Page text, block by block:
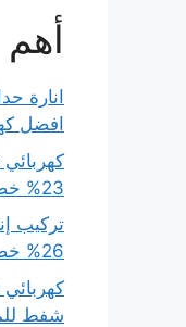
افضل
كهربائي
23% خصم
تركيب
26% خصم تشطيب احترافي
شفط للمطبخ